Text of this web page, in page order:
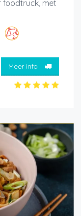
foodtruck, met
Meer info